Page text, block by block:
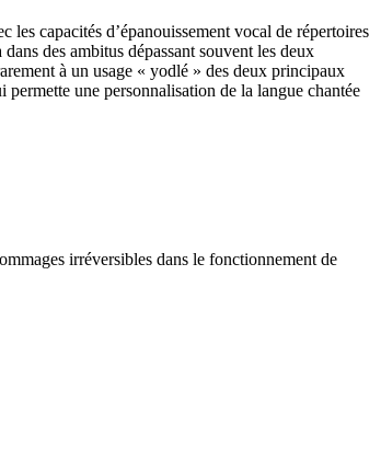
capacités d’épanouissement vocal de répertoires
des ambitus dépassant souvent les deux
à un usage « yodlé » des deux principaux
permette une personnalisation de la langue chantée
irréversibles dans le fonctionnement de